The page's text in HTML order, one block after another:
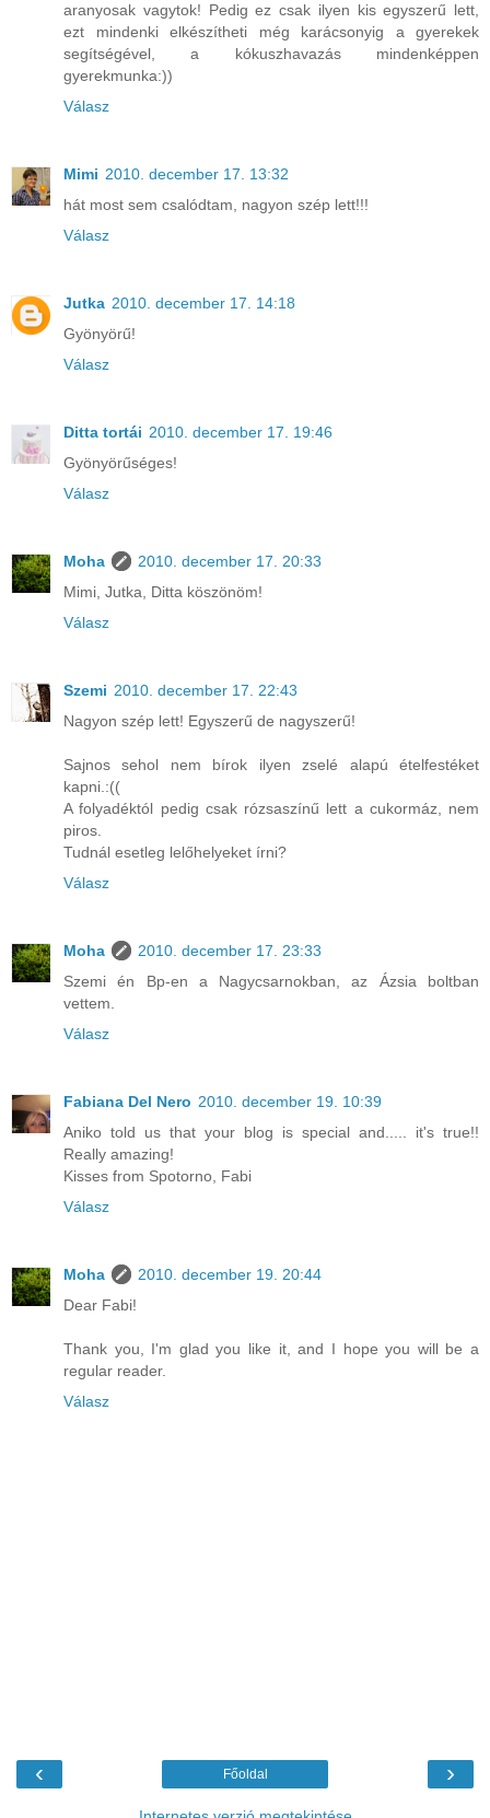
aranyosak vagytok! Pedig ez csak ilyen kis egyszerű lett,
ezt mindenki elkészítheti még karácsonyig a gyerekek
segítségével, a kókuszhavazás mindenképpen
gyerekmunka:))
Válasz
Mimi 2010. december 17. 13:32
hát most sem csalódtam, nagyon szép lett!!!
Válasz
Jutka 2010. december 17. 14:18
Gyönyörű!
Válasz
Ditta tortái 2010. december 17. 19:46
Gyönyörűséges!
Válasz
Moha
2010. december 17. 20:33
Mimi, Jutka, Ditta köszönöm!
Válasz
Szemi 2010. december 17. 22:43
Nagyon szép lett! Egyszerű de nagyszerű!
Sajnos sehol nem bírok ilyen zselé alapú ételfestéket
kapni.:((
A folyadéktól pedig csak rózsaszínű lett a cukormáz, nem
piros.
Tudnál esetleg lelőhelyeket írni?
Válasz
Moha
2010. december 17. 23:33
Szemi én Bp-en a Nagycsarnokban, az Ázsia boltban
vettem.
Válasz
Fabiana Del Nero 2010. december 19. 10:39
Aniko told us that your blog is special and..... it's true!!
Really amazing!
Kisses from Spotorno, Fabi
Válasz
Moha
2010. december 19. 20:44
Dear Fabi!
Thank you, I'm glad you like it, and I hope you will be a
regular reader.
Válasz
‹ ›
Főoldal